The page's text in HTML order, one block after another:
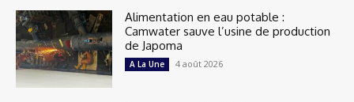
Alimentation en eau potable :
Camwater sauve l’usine de production
de Japoma
A La Une 4 août 2026